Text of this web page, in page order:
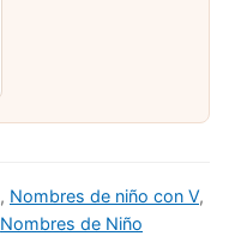
, Nombres de niño con V,
Nombres de Niño